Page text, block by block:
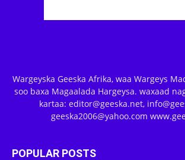
Wargeyska Geeska Afrika, waa Wargeys
soo baxa Magaalada Hargeysa. waxaad
kartaa: editor@geeska.net,
geeska2006@yahoo.com
POPULAR POSTS